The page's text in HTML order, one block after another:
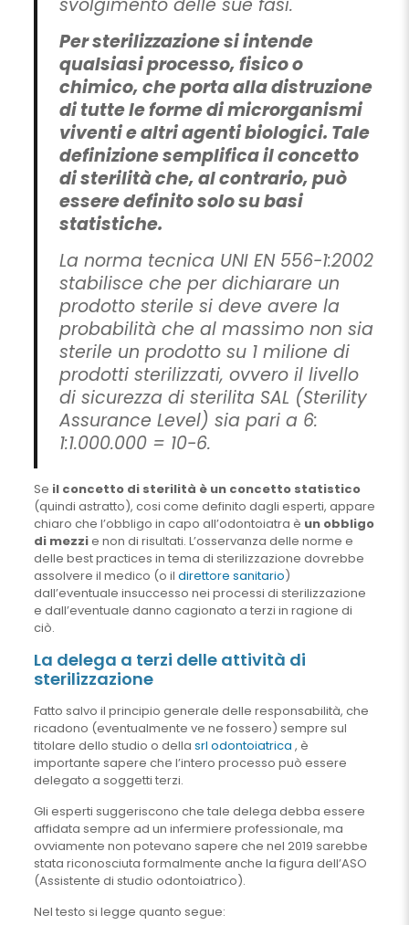
Per sterilizzazione si intende
qualsiasi processo, fisico o
chimico, che porta alla distruzione
di tutte le forme di microrganismi
viventi e altri agenti biologici. Tale
definizione semplifica il concetto
di sterilità che, al contrario, può
essere definito solo su basi
statistiche.
La norma tecnica UNI EN 556-1:2002
stabilisce che per dichiarare un
prodotto sterile si deve avere la
probabilità che al massimo non sia
sterile un prodotto su 1 milione di
prodotti sterilizzati, ovvero il livello
di sicurezza di sterilita SAL (Sterility
Assurance Level) sia pari a 6:
1:1.000.000 = 10-6.
Se il concetto di sterilità è un concetto statistico
(quindi astratto), cosi come definito dagli esperti, appare
chiaro che l’obbligo in capo all’odontoiatra è un obbligo
di mezzie non di risultati. L’osservanza delle norme e
delle best practices in tema di sterilizzazione dovrebbe
assolvere il medico (o il direttore sanitario)
dall’eventuale insuccesso nei processi di sterilizzazione
e dall’eventuale danno cagionato a terzi in ragione di
ciò.
La delega a terzi delle attività di
sterilizzazione
Fatto salvo il principio generale delle responsabilità, che
ricadono (eventualmente ve ne fossero) sempre sul
titolare dello studio o della srl odontoiatrica , è
importante sapere che l’intero processo può essere
delegato a soggetti terzi.
Gli esperti suggeriscono che tale delega debba essere
affidata sempre ad un infermiere professionale, ma
ovviamente non potevano sapere che nel 2019 sarebbe
stata riconosciuta formalmente anche la figura dell’ASO
(Assistente di studio odontoiatrico).
Nel testo si legge quanto segue: